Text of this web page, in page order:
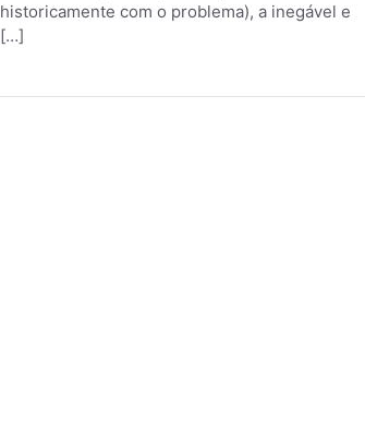
historicamente com o problema), a inegável e
[…]